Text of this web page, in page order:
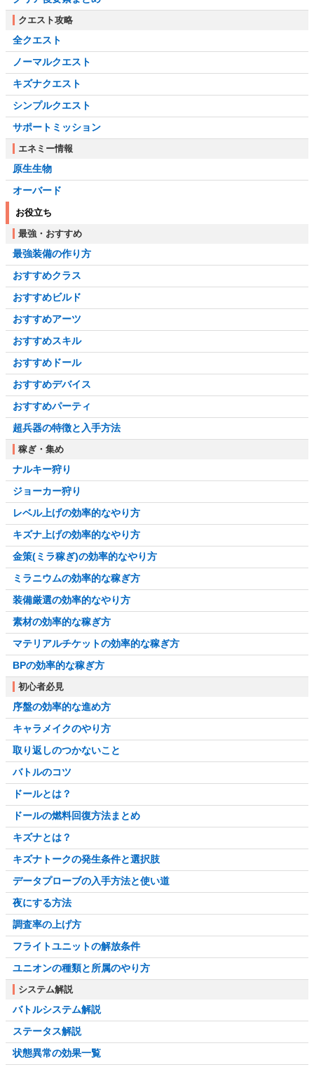
クエスト攻略
全クエスト
ノーマルクエスト
キズナクエスト
シンプルクエスト
サポートミッション
エネミー情報
原生生物
オーバード
お役立ち
最強・おすすめ
最強装備の作り方
おすすめクラス
おすすめビルド
おすすめアーツ
おすすめスキル
おすすめドール
おすすめデバイス
おすすめパーティ
超兵器の特徴と入手方法
稼ぎ・集め
ナルキー狩り
ジョーカー狩り
レベル上げの効率的なやり方
キズナ上げの効率的なやり方
金策(ミラ稼ぎ)の効率的なやり方
ミラニウムの効率的な稼ぎ方
装備厳選の効率的なやり方
素材の効率的な稼ぎ方
マテリアルチケットの効率的な稼ぎ方
BPの効率的な稼ぎ方
初心者必見
序盤の効率的な進め方
キャラメイクのやり方
取り返しのつかないこと
バトルのコツ
ドールとは？
ドールの燃料回復方法まとめ
キズナとは？
キズナトークの発生条件と選択肢
データプローブの入手方法と使い道
夜にする方法
調査率の上げ方
フライトユニットの解放条件
ユニオンの種類と所属のやり方
システム解説
バトルシステム解説
ステータス解説
状態異常の効果一覧